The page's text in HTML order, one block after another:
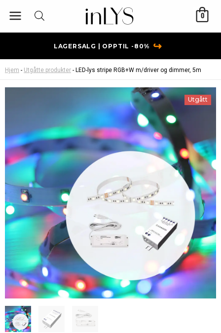
rett
0
LAGERSALG | OPPTIL -80% ↪
Hjem - Utgåtte produkter - LED-lys stripe RGB+W m/driver og dimmer, 5m
Utgått